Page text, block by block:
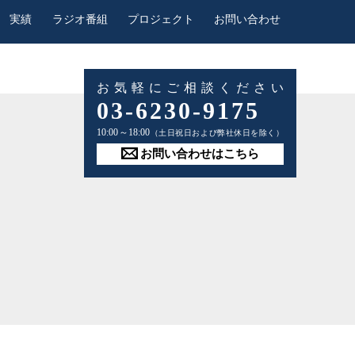
実績 ラジオ番組 プロジェクト お問い合わせ
お気軽にご相談ください
03-6230-9175
10:00～18:00 （土日祝日および弊社休日を除く）
お問い合わせはこちら